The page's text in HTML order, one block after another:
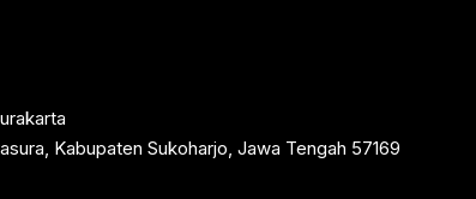
Kabupaten Sukoharjo, Jawa Tengah 57169